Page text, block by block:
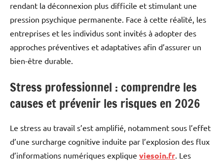
rendant la déconnexion plus difficile et stimulant une
pression psychique permanente. Face à cette réalité, les
entreprises et les individus sont invités à adopter des
approches préventives et adaptatives afin d’assurer un
bien-être durable.
Stress professionnel : comprendre les
causes et prévenir les risques en 2026
Le stress au travail s’est amplifié, notamment sous l’effet
d’une surcharge cognitive induite par l’explosion des flux
d’informations numériques explique viesoin.fr. Les